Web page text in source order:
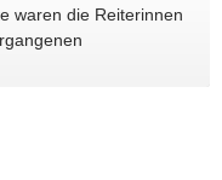
waren die Reiterinnen
Bei